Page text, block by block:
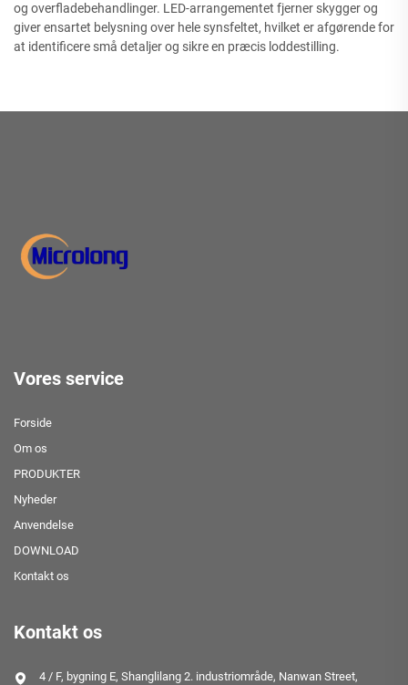
og overfladebehandlinger. LED-arrangementet fjerner skygger og
giver ensartet belysning over hele synsfeltet, hvilket er afgørende for
at identificere små detaljer og sikre en præcis loddestilling.
Vores service
Forside
Om os
PRODUKTER
Nyheder
Anvendelse
DOWNLOAD
Kontakt os
Kontakt os
4 / F, bygning E, Shanglilang 2. industriområde, Nanwan Street,